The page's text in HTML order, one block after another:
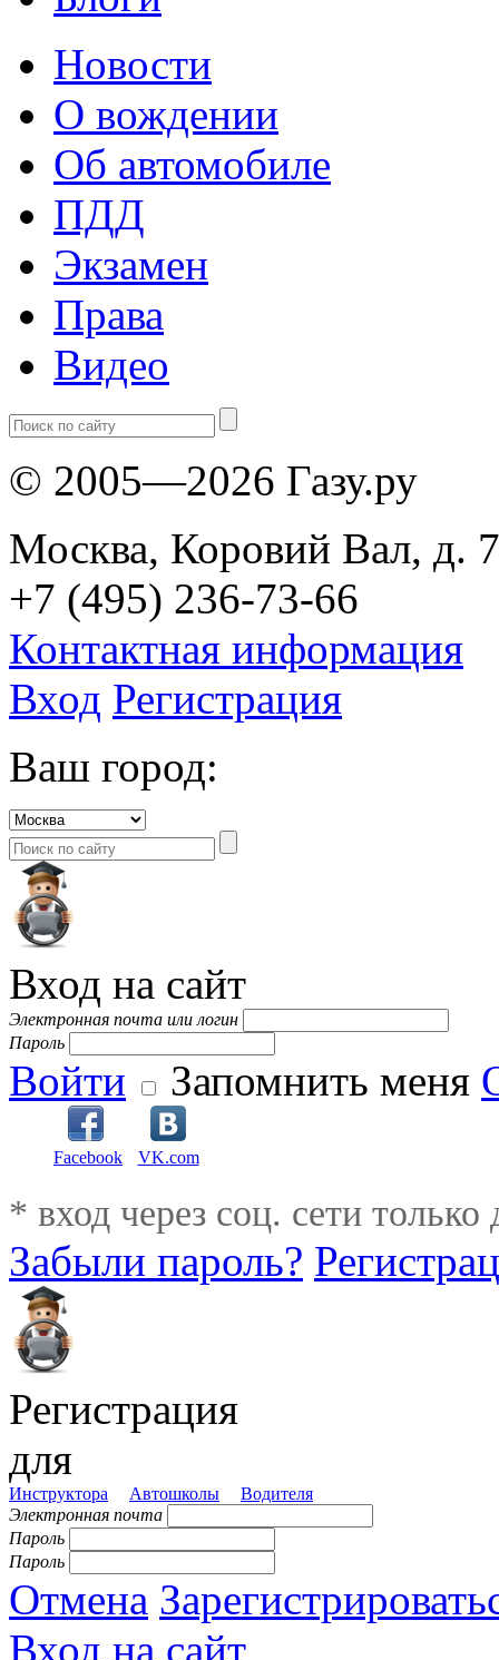
Новости
О вождении
Об автомобиле
ПДД
Экзамен
Права
Видео
© 2005—2026 Газу.ру
Москва, Коровий Вал, д.
+7 (495) 236-73-66
Контактная информация
Вход Регистрация
Ваш город:
Вход на сайт
Электронная почта или логин
Пароль
Войти Запомнить меня
Facebook VK.com
* вход через соц. сети
Забыли пароль?
Регистрация
для
Инструктора Автошколы
Водителя
Электронная почта
Пароль
Пароль
Отмена
Вход на сайт